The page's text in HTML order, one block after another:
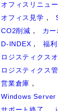
オフィスリニュ
オフィス見学
CO2削減
カ
D-INDEX
福
ロジスティクス
ロジスティクス
営業倉庫
Windows Server